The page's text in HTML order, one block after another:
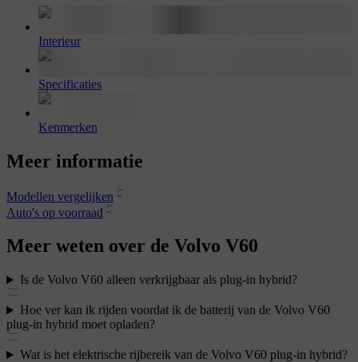
Interieur
Specificaties
Kenmerken
Meer informatie
Modellen vergelijken
Auto's op voorraad
Meer weten over de Volvo V60
Is de Volvo V60 alleen verkrijgbaar als plug-in hybrid?
Hoe ver kan ik rijden voordat ik de batterij van de Volvo V60
plug-in hybrid moet opladen?
Wat is het elektrische rijbereik van de Volvo V60 plug-in hybrid?